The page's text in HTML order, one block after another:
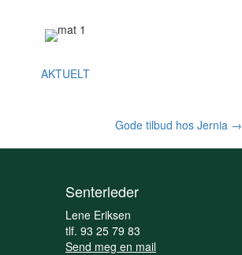
AKTUELT
Gode tilbud hos Jernia →
Senterleder
Lene Eriksen
tlf. 93 25 79 83
Send meg en mail